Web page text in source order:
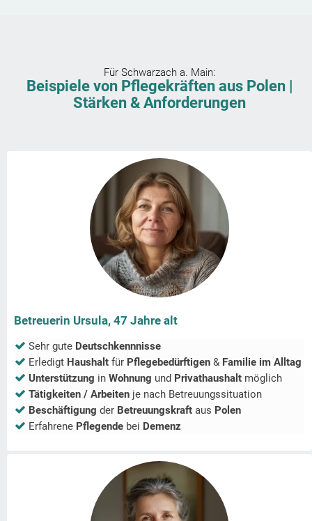
Für Schwarzach a. Main:
Beispiele von Pflegekräften aus Polen |
Stärken & Anforderungen
Betreuerin Ursula, 47 Jahre alt
Sehr gute Deutschkennnisse
Erledigt Haushalt für Pflegebedürftigen & Familie im Alltag
Unterstützung in Wohnung und Privathaushalt möglich
Tätigkeiten / Arbeiten je nach Betreuungssituation
Beschäftigung der Betreuungskraft aus Polen
Erfahrene Pflegende bei Demenz